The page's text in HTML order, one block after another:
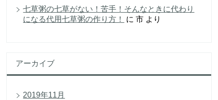
七草粥の七草がない！苦手！そんなときに代わり
になる代用七草粥の作り方！
に市 より
アーカイブ
2019年11月